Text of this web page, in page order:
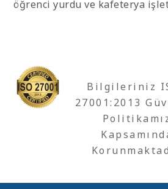
öğrenci yurdu ve kafeterya
Bilgileriniz
27001:2013